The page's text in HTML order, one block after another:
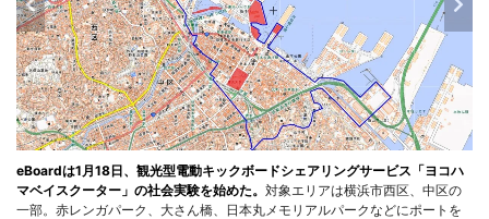
eBoardは1月18日、観光型電動キックボードシェアリングサービス「ヨコハ
マベイスクーター」の社会実験を始めた。 対象エリアは横浜市西区、中区の
一部。赤レンガパーク、大さん橋、日本丸メモリアルパークなどにポートを